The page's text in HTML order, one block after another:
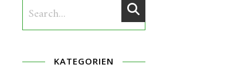
KATEGORIEN